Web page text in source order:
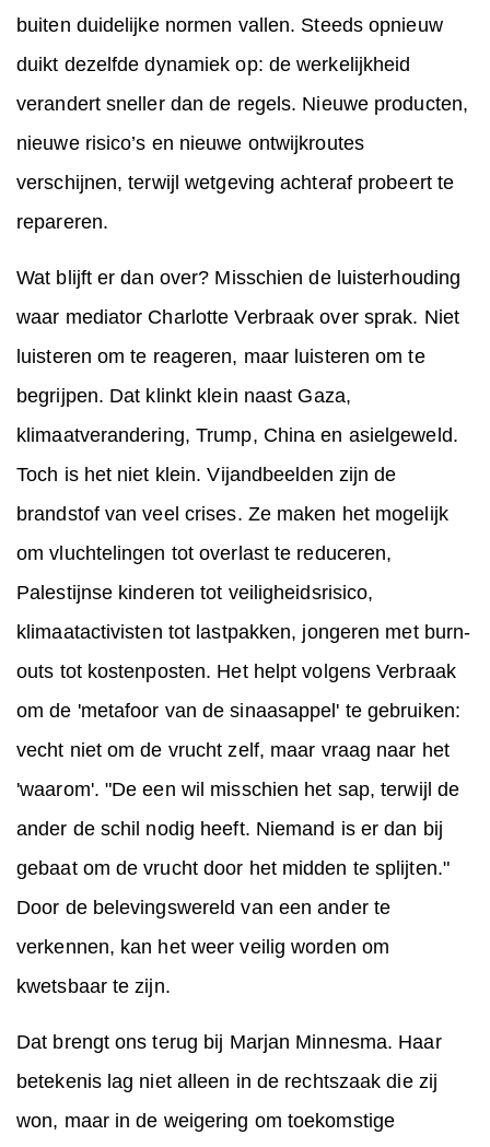
buiten duidelijke normen vallen. Steeds opnieuw
duikt dezelfde dynamiek op: de werkelijkheid
verandert sneller dan de regels. Nieuwe producten,
nieuwe risico’s en nieuwe ontwijkroutes
verschijnen, terwijl wetgeving achteraf probeert te
repareren.
Wat blijft er dan over? Misschien de luisterhouding
waar mediator Charlotte Verbraak over sprak. Niet
luisteren om te reageren, maar luisteren om te
begrijpen. Dat klinkt klein naast Gaza,
klimaatverandering, Trump, China en asielgeweld.
Toch is het niet klein. Vijandbeelden zijn de
brandstof van veel crises. Ze maken het mogelijk
om vluchtelingen tot overlast te reduceren,
Palestijnse kinderen tot veiligheidsrisico,
klimaatactivisten tot lastpakken, jongeren met burn-
outs tot kostenposten. Het helpt volgens Verbraak
om de 'metafoor van de sinaasappel' te gebruiken:
vecht niet om de vrucht zelf, maar vraag naar het
'waarom'. "De een wil misschien het sap, terwijl de
ander de schil nodig heeft. Niemand is er dan bij
gebaat om de vrucht door het midden te splijten."
Door de belevingswereld van een ander te
verkennen, kan het weer veilig worden om
kwetsbaar te zijn.
Dat brengt ons terug bij Marjan Minnesma. Haar
betekenis lag niet alleen in de rechtszaak die zij
won, maar in de weigering om toekomstige